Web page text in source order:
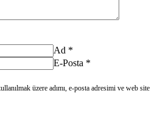
Ad *
E-Posta *
üzere adımı, e-posta adresimi ve web site